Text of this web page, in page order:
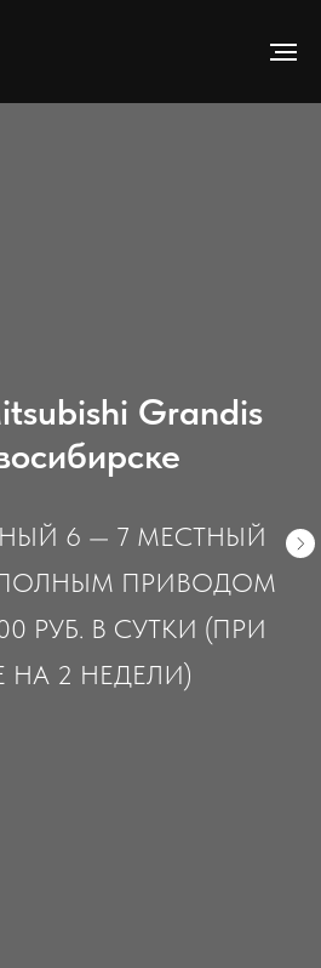
Grandis
6 — 7 МЕСТНЫЙ
ПРИВОДОМ
РУБ. В СУТКИ (ПРИ
НА 2 НЕДЕЛИ)